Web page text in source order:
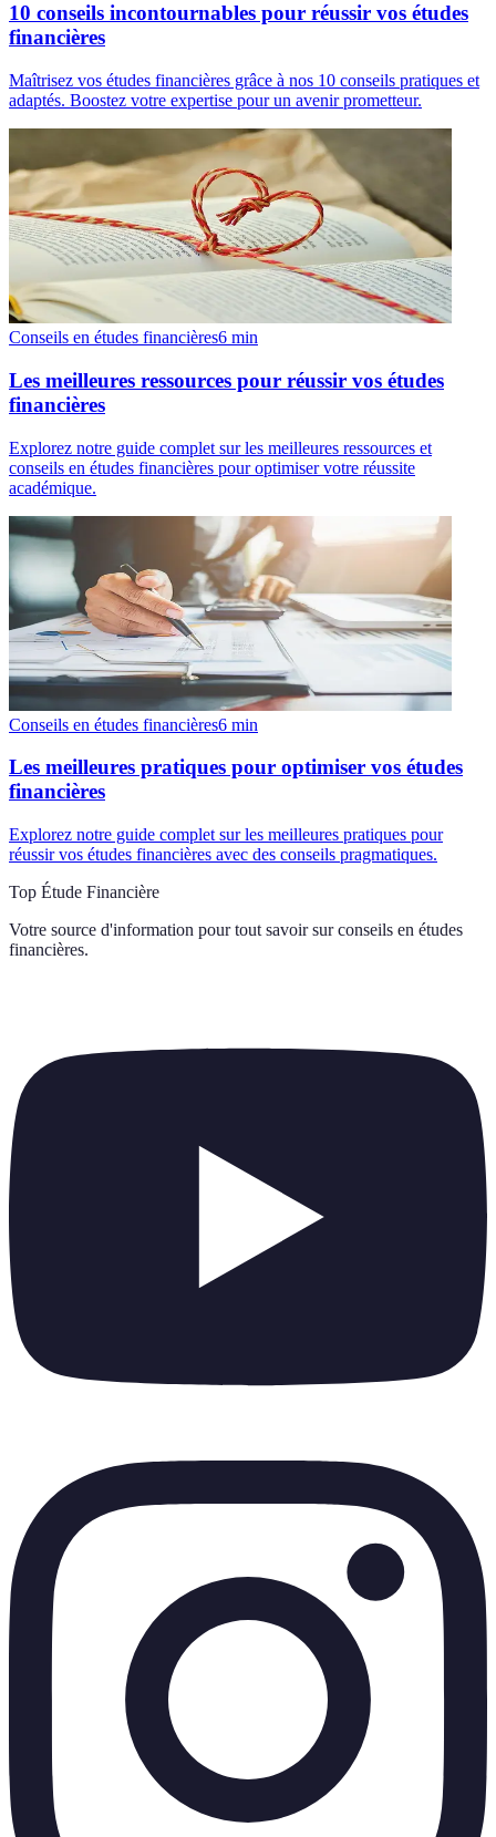
10 conseils incontournables pour réussir vos études
financières
Maîtrisez vos études financières grâce à nos 10 conseils pratiques et
adaptés. Boostez votre expertise pour un avenir prometteur.
Conseils en études financières6 min
Les meilleures ressources pour réussir vos études
financières
Explorez notre guide complet sur les meilleures ressources et
conseils en études financières pour optimiser votre réussite
académique.
Conseils en études financières6 min
Les meilleures pratiques pour optimiser vos études
financières
Explorez notre guide complet sur les meilleures pratiques pour
réussir vos études financières avec des conseils pragmatiques.
Top Étude Financière
Votre source d'information pour tout savoir sur conseils en études
financières.